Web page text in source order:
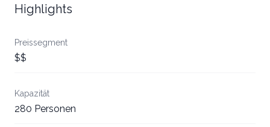
Highlights
Preissegment
$$
Kapazität
280 Personen